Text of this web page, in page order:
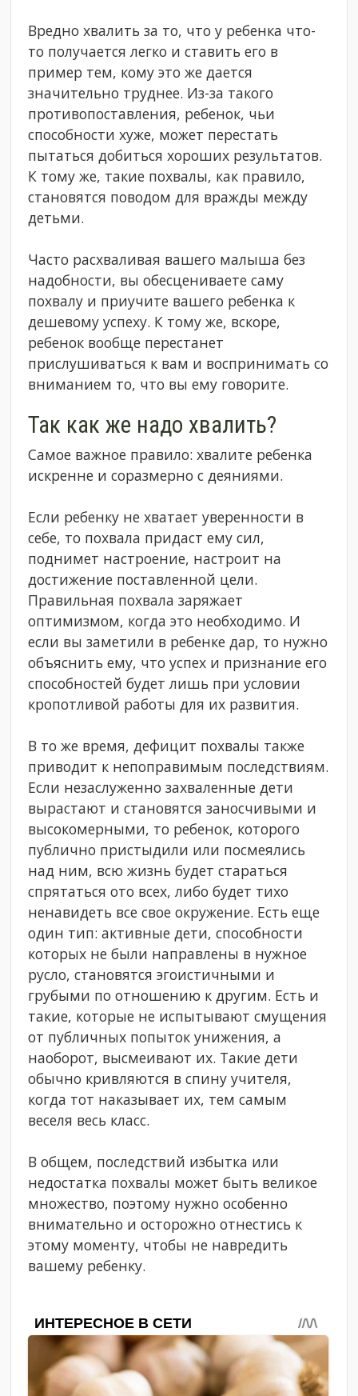
Вредно хвалить за то, что у ребенка что-
то получается легко и ставить его в
пример тем, кому это же дается
значительно труднее. Из-за такого
противопоставления, ребенок, чьи
способности хуже, может перестать
пытаться добиться хороших результатов.
К тому же, такие похвалы, как правило,
становятся поводом для вражды между
детьми.
Часто расхваливая вашего малыша без
надобности, вы обесцениваете саму
похвалу и приучите вашего ребенка к
дешевому успеху. К тому же, вскоре,
ребенок вообще перестанет
прислушиваться к вам и воспринимать со
вниманием то, что вы ему говорите.
Так как же надо хвалить?
Самое важное правило: хвалите ребенка
искренне и соразмерно с деяниями.
Если ребенку не хватает уверенности в
себе, то похвала придаст ему сил,
поднимет настроение, настроит на
достижение поставленной цели.
Правильная похвала заряжает
оптимизмом, когда это необходимо. И
если вы заметили в ребенке дар, то нужно
объяснить ему, что успех и признание его
способностей будет лишь при условии
кропотливой работы для их развития.
В то же время, дефицит похвалы также
приводит к непоправимым последствиям.
Если незаслуженно захваленные дети
вырастают и становятся заносчивыми и
высокомерными, то ребенок, которого
публично пристыдили или посмеялись
над ним, всю жизнь будет стараться
спрятаться ото всех, либо будет тихо
ненавидеть все свое окружение. Есть еще
один тип: активные дети, способности
которых не были направлены в нужное
русло, становятся эгоистичными и
грубыми по отношению к другим. Есть и
такие, которые не испытывают смущения
от публичных попыток унижения, а
наоборот, высмеивают их. Такие дети
обычно кривляются в спину учителя,
когда тот наказывает их, тем самым
веселя весь класс.
В общем, последствий избытка или
недостатка похвалы может быть великое
множество, поэтому нужно особенно
внимательно и осторожно отнестись к
этому моменту, чтобы не навредить
вашему ребенку.